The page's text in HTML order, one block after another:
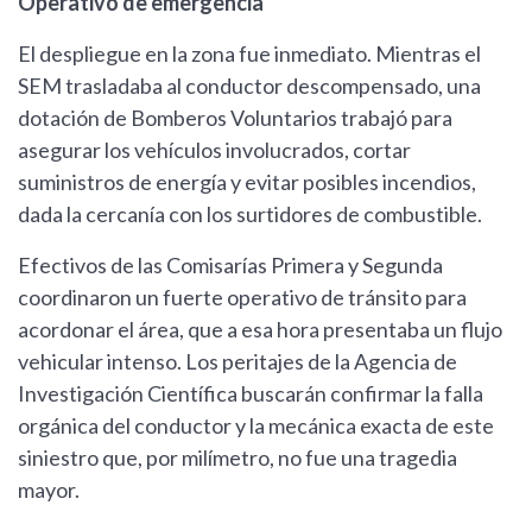
El despliegue en la zona fue inmediato. Mientras el
SEM trasladaba al conductor descompensado, una
dotación de Bomberos Voluntarios trabajó para
asegurar los vehículos involucrados, cortar
suministros de energía y evitar posibles incendios,
dada la cercanía con los surtidores de combustible.
Efectivos de las Comisarías Primera y Segunda
coordinaron un fuerte operativo de tránsito para
acordonar el área, que a esa hora presentaba un flujo
vehicular intenso. Los peritajes de la Agencia de
Investigación Científica buscarán confirmar la falla
orgánica del conductor y la mecánica exacta de este
siniestro que, por milímetro, no fue una tragedia
mayor.